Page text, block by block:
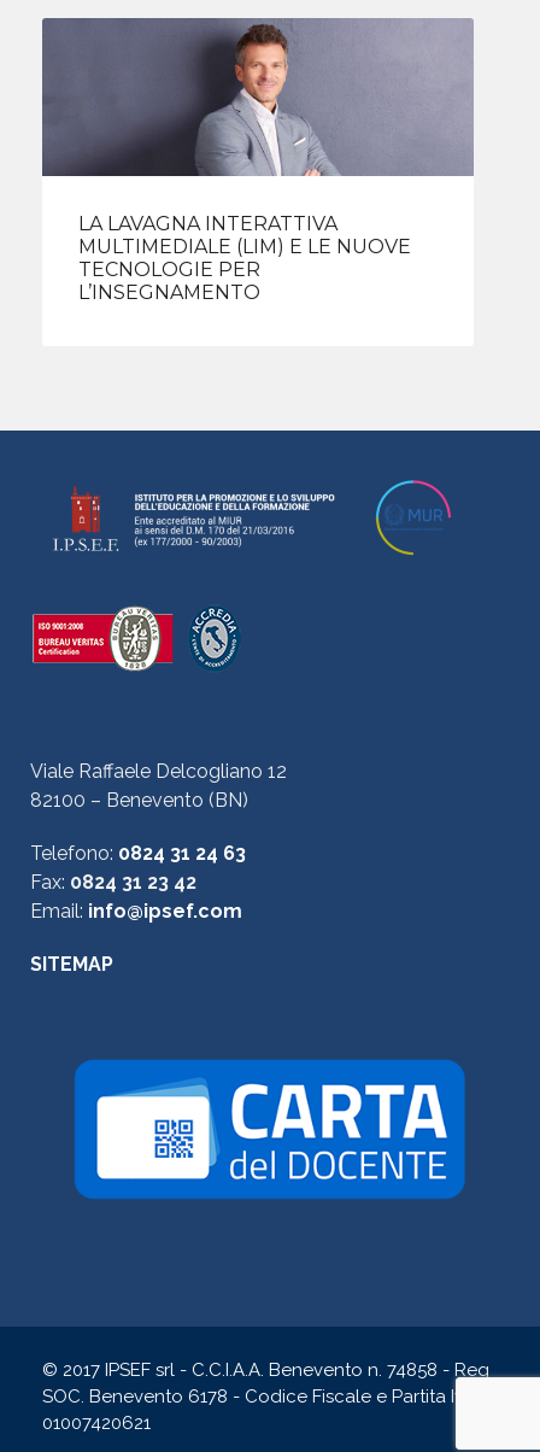
LA LAVAGNA INTERATTIVA
MULTIMEDIALE (LIM) E LE NUOVE
TECNOLOGIE PER
L’INSEGNAMENTO
Viale Raffaele Delcogliano 12
82100 – Benevento (BN)
Telefono: 0824 31 24 63
Fax: 0824 31 23 42
Email: info@ipsef.com
SITEMAP
© 2017 IPSEF srl - C.C.I.A.A. Benevento n. 74858 - Reg
SOC. Benevento 6178 - Codice Fiscale e Partita Iva
01007420621